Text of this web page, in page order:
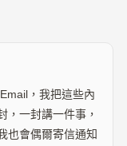
，我把這些內
，一封講一件事，
也會偶爾寄信通知